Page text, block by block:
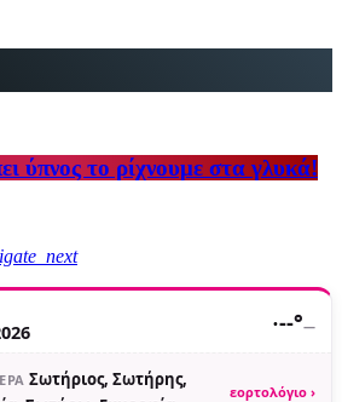
ύπνος το ρίχνουμε στα γλυκά!
·--°—
Σωτήριος, Σωτήρης,
εορτολόγιο ›